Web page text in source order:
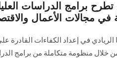
برامج الدراسات العليا
في مجالات الأعمال
الريادي في إعداد الكفاءات
خلال منظومة متكاملة من برامج